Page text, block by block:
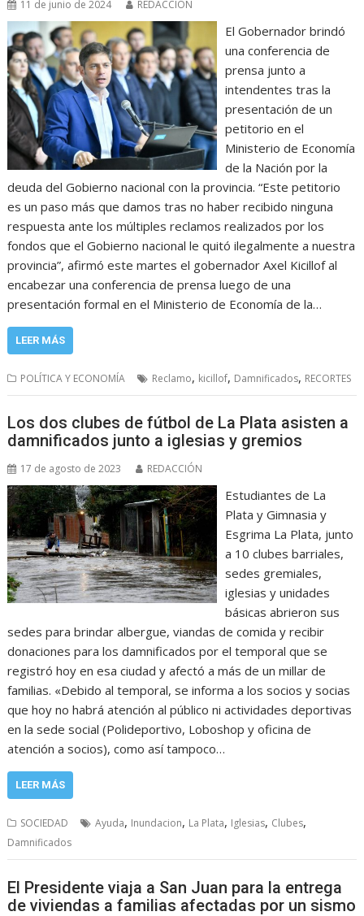
11 de junio de 2024 REDACCIÓN
El Gobernador brindó
una conferencia de
prensa junto a
intendentes tras la
presentación de un
petitorio en el
Ministerio de Economía
de la Nación por la
deuda del Gobierno nacional con la provincia. “Este petitorio
es un paso más que damos tras no haber recibido ninguna
respuesta ante los múltiples reclamos realizados por los
fondos que el Gobierno nacional le quitó ilegalmente a nuestra
provincia”, afirmó este martes el gobernador Axel Kicillof al
encabezar una conferencia de prensa luego de una
presentación formal en el Ministerio de Economía de la…
LEER MÁS
POLÍTICA Y ECONOMÍA Reclamo, kicillof, Damnificados, RECORTES
Los dos clubes de fútbol de La Plata asisten a
damnificados junto a iglesias y gremios
17 de agosto de 2023 REDACCIÓN
Estudiantes de La
Plata y Gimnasia y
Esgrima La Plata, junto
a 10 clubes barriales,
sedes gremiales,
iglesias y unidades
básicas abrieron sus
sedes para brindar albergue, viandas de comida y recibir
donaciones para los damnificados por el temporal que se
registró hoy en esa ciudad y afectó a más de un millar de
familias. «Debido al temporal, se informa a los socios y socias
que hoy no habrá atención al público ni actividades deportivas
en la sede social (Polideportivo, Loboshop y oficina de
atención a socios), como así tampoco…
LEER MÁS
SOCIEDAD Ayuda, Inundacion, La Plata, Iglesias, Clubes,
Damnificados
El Presidente viaja a San Juan para la entrega
de viviendas a familias afectadas por un sismo